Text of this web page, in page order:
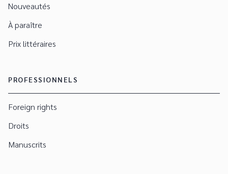
Nouveautés
À paraître
Prix littéraires
PROFESSIONNELS
Foreign rights
Droits
Manuscrits